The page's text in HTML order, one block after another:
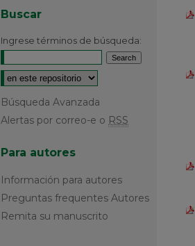
Buscar
Ingrese términos de búsqueda:
Select context to search:
Búsqueda Avanzada
Alertas por correo-e o RSS
Para autores
Información para autores
Preguntas frequentes Autores
Remita su manuscrito